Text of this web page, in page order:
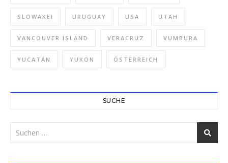
SLOWAKEI URUGUAY USA UTAH
VANCOUVER ISLAND VERACRUZ VUMBURA
YUCATÁN YUKON ÖSTERREICH
SUCHE